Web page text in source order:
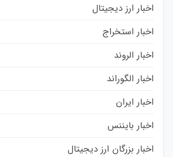
اخبار ارز دیجیتال
اخبار استخراج
اخبار الروند
اخبار الگوراند
اخبار ایران
اخبار بایننس
اخبار بزرگان ارز دیجیتال